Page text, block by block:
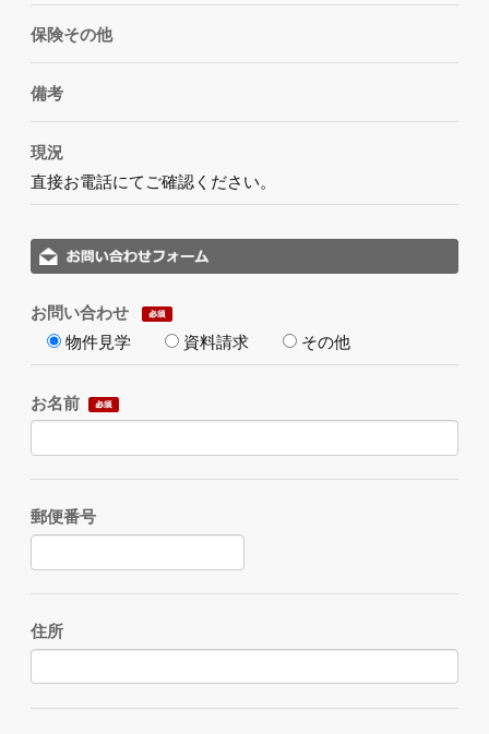
保険その他
備考
現況
直接お電話にてご確認ください。
お問い合わせ
物件見学
資料請求 その他
お名前
郵便番号
住所